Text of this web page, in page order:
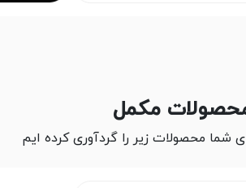
مکمل
شما محصولات زیر را گردآوری کرده ایم